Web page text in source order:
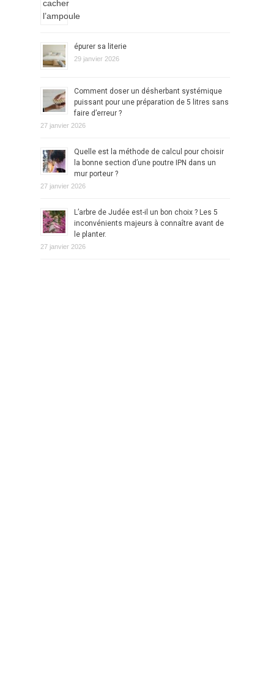
épurer sa literie
29 janvier 2026
Comment doser un désherbant systémique
puissant pour une préparation de 5 litres sans
faire d’erreur ?
27 janvier 2026
Quelle est la méthode de calcul pour choisir
la bonne section d’une poutre IPN dans un
mur porteur ?
27 janvier 2026
L’arbre de Judée est-il un bon choix ? Les 5
inconvénients majeurs à connaître avant de
le planter.
27 janvier 2026